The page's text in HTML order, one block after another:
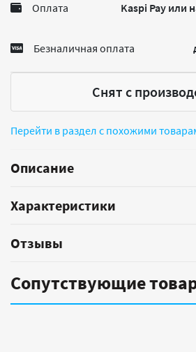
Оплата Kaspi Pay или
Безналичная оплата
Снят с
Перейти в раздел с похожими
Описание
Характеристики
Отзывы
Сопутствующие